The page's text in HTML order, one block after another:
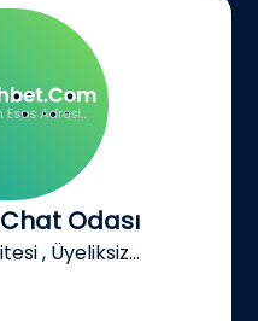
Odası
, Üyeliksiz...